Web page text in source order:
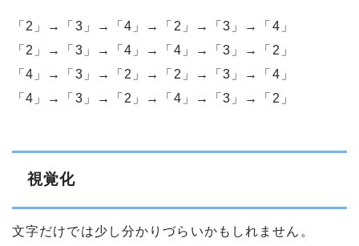
「2」→「3」→「4」→「2」→「3」→「4」
「2」→「3」→「4」→「4」→「3」→「2」
「4」→「3」→「2」→「2」→「3」→「4」
「4」→「3」→「2」→「4」→「3」→「2」
視覚化
文字だけでは少し分かりづらいかもしれません。